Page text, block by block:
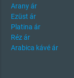
Arany ár
Ezüst ár
Platina ár
Réz ár
Arabica kávé ár